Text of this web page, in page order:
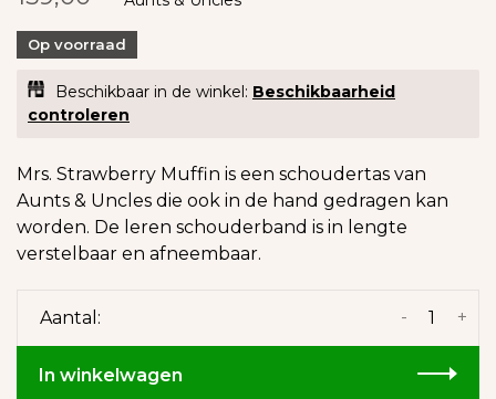
Op voorraad
Beschikbaar in de winkel: Beschikbaarheid
controleren
Mrs. Strawberry Muffin is een schoudertas van
Aunts & Uncles die ook in de hand gedragen kan
worden. De leren schouderband is in lengte
verstelbaar en afneembaar.
Aantal: +
-
In winkelwagen